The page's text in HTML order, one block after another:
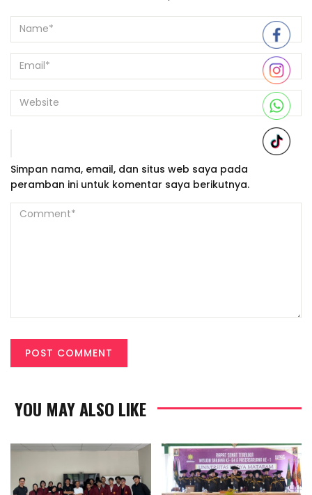
Simpan nama, email, dan situs web saya pada
peramban ini untuk komentar saya berikutnya.
YOU MAY ALSO LIKE